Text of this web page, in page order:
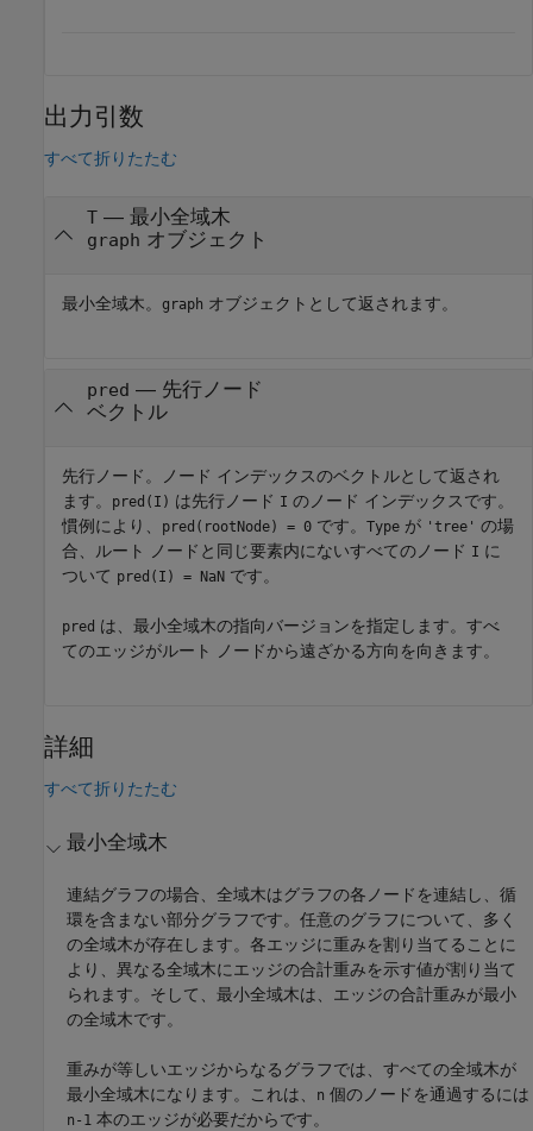
出力引数
すべて折りたたむ
T— 最小全域木
graph オブジェクト
最小全域木。 graph オブジェクトとして返されます。
pred — 先行ノード
ベクトル
先行ノード。ノード インデックスのベクトルとして返され
ます。
pred(I) は先行ノード I のノード インデックスです。
慣例により、
pred(rootNode) = 0 です。 Type が 'tree' の場
合、ルート ノードと同じ要素内にないすべてのノード I に
ついて pred(I) = NaN です。
pred は、最小全域木の指向バージョンを指定します。すべ
てのエッジがルート ノードから遠ざかる方向を向きます。
詳細
すべて折りたたむ
最小全域木
連結グラフの場合、全域木はグラフの各ノードを連結し、循
環を含まない部分グラフです。任意のグラフについて、多く
の全域木が存在します。各エッジに重みを割り当てることに
より、異なる全域木にエッジの合計重みを示す値が割り当て
られます。そして、最小全域木は、エッジの合計重みが最小
の全域木です。
重みが等しいエッジからなるグラフでは、すべての全域木が
最小全域木になります。これは、
n 個のノードを通過するには
n-1 本のエッジが必要だからです。